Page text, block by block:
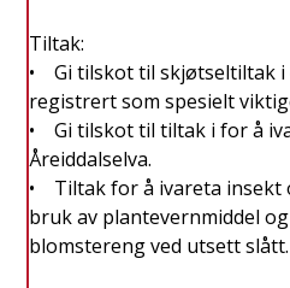
Tiltak:
• Gi tilskot til skjøtseltiltak i
registrert som spesielt
• Gi tilskot til tiltak i for å
Åreiddalselva.
• Tiltak for å ivareta insekt
bruk av plantevernmiddel
blomstereng ved utsett slått.